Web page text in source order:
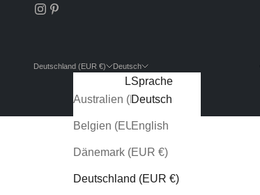
Deutschland (EUR €)
Land
Australien (EUR €)
Belgien (EUR €)
Dänemark (EUR €)
Deutschland (EUR €)
Deutsch
Sprache
Deutsch
English